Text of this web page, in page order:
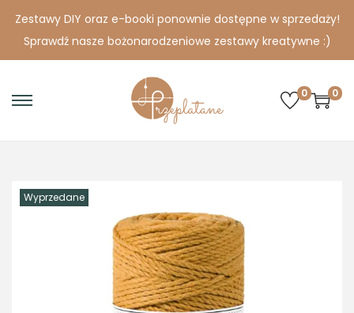
Zestawy DIY oraz e-booki ponownie dostępne w sprzedaży!
Sprawdź nasze bożonarodzeniowe zestawy kreatywne :)
S
o
n
a
v
i
S
o
c
o
n
t
0 0
Wyprzedane